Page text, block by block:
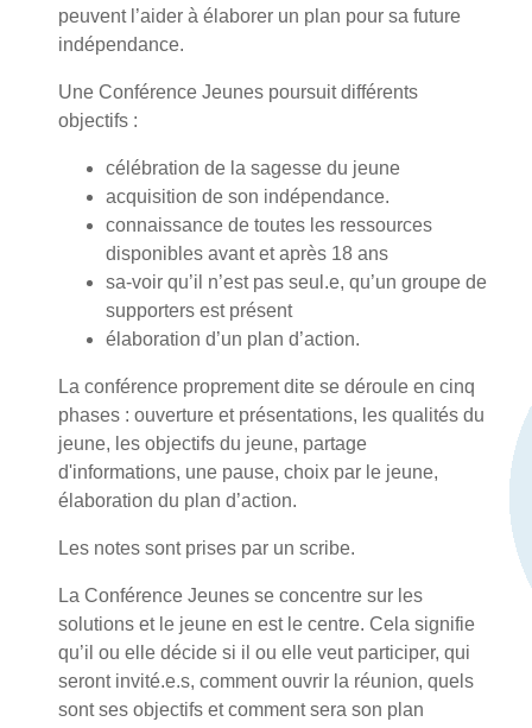
peuvent l’aider à élaborer un plan pour sa future
indépendance.
Une Conférence Jeunes poursuit différents
objectifs :
célébration de la sagesse du jeune
acquisition de son indépendance.
connaissance de toutes les ressources
disponibles avant et après 18 ans
sa-voir qu’il n’est pas seul.e, qu’un groupe de
supporters est présent
élaboration d’un plan d’action.
La conférence proprement dite se déroule en cinq
phases : ouverture et présentations, les qualités du
jeune, les objectifs du jeune, partage
d'informations, une pause, choix par le jeune,
élaboration du plan d’action.
Les notes sont prises par un scribe.
La Conférence Jeunes se concentre sur les
solutions et le jeune en est le centre. Cela signifie
qu’il ou elle décide si il ou elle veut participer, qui
seront invité.e.s, comment ouvrir la réunion, quels
sont ses objectifs et comment sera son plan